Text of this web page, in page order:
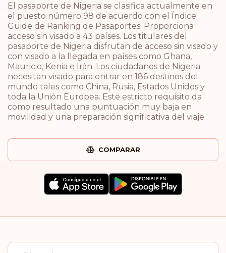
El pasaporte de Nigeria se clasifica actualmente en
el puesto número 98 de acuerdo con el Índice
Guide de Ranking de Pasaportes. Proporciona
acceso sin visado a 43 países. Los titulares del
pasaporte de Nigeria disfrutan de acceso sin visado y
con visado a la llegada en países como Ghana,
Mauricio, Kenia e Irán. Los ciudadanos de Nigeria
necesitan visado para entrar en 186 destinos del
mundo tales como China, Rusia, Estados Unidos y
toda la Unión Europea. Este estricto requisito da
como resultado una puntuación muy baja en
movilidad y una preparación significativa del viaje.
COMPARAR